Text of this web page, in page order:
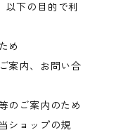
以下の目的で利
め
案内、お問い合
のご案内のため
ショップの規